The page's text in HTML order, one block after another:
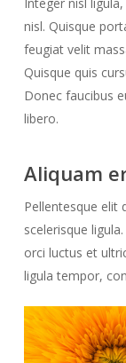
nisl. Quisque
feugiat velit
Quisque quis
Donec faucibus
libero.
Aliquam
Pellentesque elit
scelerisque
orci luctus et
ligula tempor,